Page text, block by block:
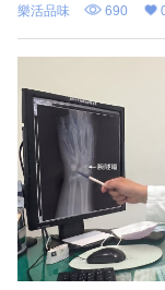
於6月27日發起「國際
樂活品味 690